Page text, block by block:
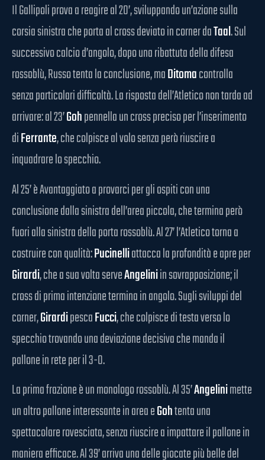
Il Gallipoli prova a reagire al 20’, sviluppando un’azione sulla
corsia sinistra che porta al cross deviato in corner daTaal. Sul
successivo calcio d’angolo, dopo una ribattuta della difesa
rossoblù, Russo tenta la conclusione, maDitomacontrolla
senza particolari difficoltà. La risposta dell’Atletico non tarda ad
arrivare: al 23’Gohpennella un cross preciso per l’inserimento
diFerrante, che colpisce al volo senza però riuscire a
inquadrare lo specchio.
Al 25’ è Avantaggiato a provarci per gli ospiti con una
conclusione dalla sinistra dell’area piccola, che termina però
fuori alla sinistra della porta rossoblù. Al 27’ l’Atletico torna a
costruire con qualità:Pucinelliattacca la profondità e apre per
Girardi, che a sua volta serveAngeliniin sovrapposizione; il
cross di prima intenzione termina in angolo. Sugli sviluppi del
corner,GirardipescaFucci, che colpisce di testa verso lo
specchio trovando una deviazione decisiva che manda il
pallone in rete per il 3-0.
La prima frazione è un monologo rossoblù. Al 35’Angelinimette
un altro pallone interessante in area eGohtenta una
spettacolare rovesciata, senza riuscire a impattare il pallone in
maniera efficace. Al 39’ arriva una delle giocate più belle del